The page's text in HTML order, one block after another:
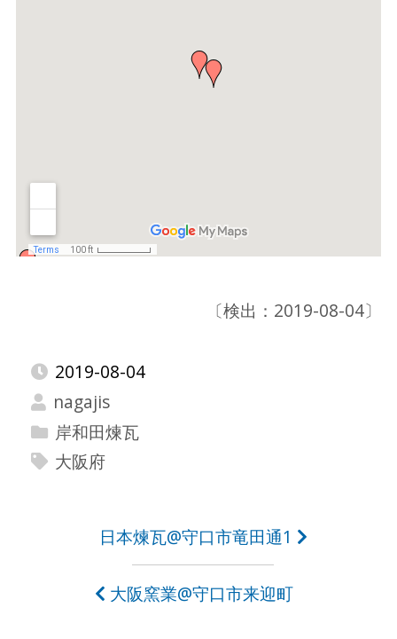
〔検出：2019-08-04〕
2019-08-04
nagajis
岸和田煉瓦
大阪府
日本煉瓦@守口市竜田通1
大阪窯業@守口市来迎町